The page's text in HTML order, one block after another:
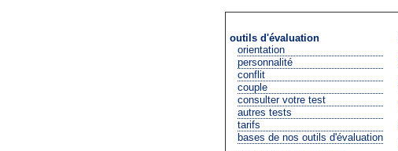
outils d'évaluation
orientation
personnalité
conflit
couple
consulter votre test
autres tests
tarifs
bases de nos outils d'évaluation